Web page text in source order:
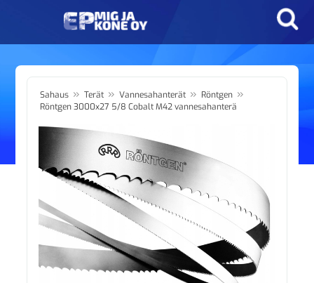
Sahaus » Terät » Vannesahanterät » Röntgen »
Röntgen 3000x27 5/8 Cobalt M42 vannesahanterä